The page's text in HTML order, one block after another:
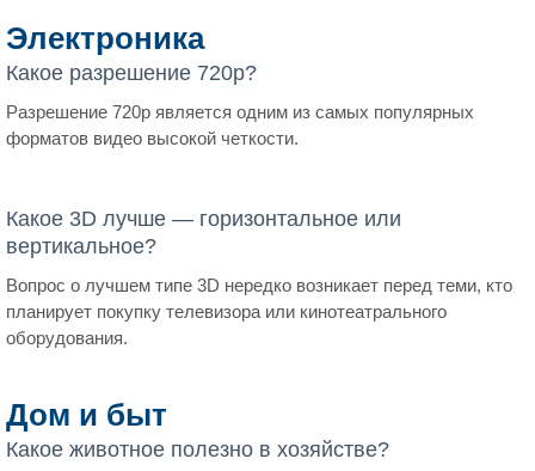
Электроника
Какое разрешение 720p?
Разрешение 720p является одним из самых популярных
форматов видео высокой четкости.
Какое 3D лучше — горизонтальное или
вертикальное?
Вопрос о лучшем типе 3D нередко возникает перед теми, кто
планирует покупку телевизора или кинотеатрального
оборудования.
Дом и быт
Какое животное полезно в хозяйстве?